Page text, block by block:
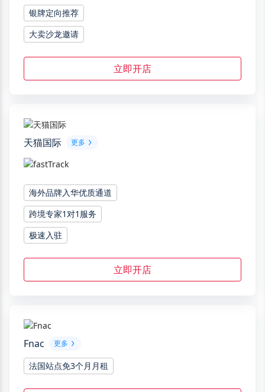
银牌定向推荐
大卖沙龙邀请
立即开店
天猫国际 更多
海外品牌入华优质通道
跨境专家1对1服务
极速入驻
立即开店
Fnac 更多
法国站点免3个月月租